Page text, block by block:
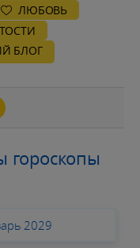
ЛЮБОВЬ
БЛОГ
гороскопы
2029